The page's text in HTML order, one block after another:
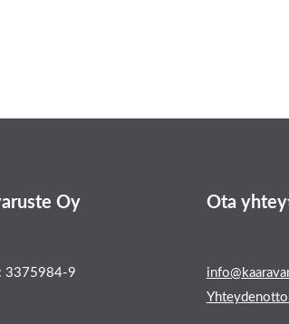
Oy
3375984-9
Ota